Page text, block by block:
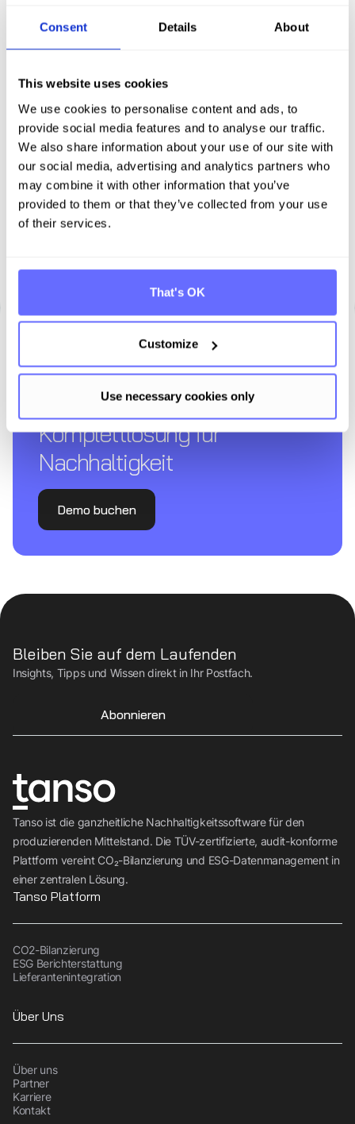
Consent Details About
This website uses cookies
We use cookies to personalise content and ads, to
provide social media features and to analyse our traffic.
We also share information about your use of our site with
our social media, advertising and analytics partners who
may combine it with other information that you’ve
provided to them or that they’ve collected from your use
of their services.
That's OK
Customize
Use necessary cookies only
CBAM
CO₂-Bilanz im Einkauf: Scope 3.1 und
CBAM verstehen
Mehr erfahren
Entdecken Sie Tanso – Ihre
Komplettl­ösung für
Nachhaltigkeit
Demo buchen
Tanso ist die ganzheitliche Nachhaltigkeitssoftware für den
produzierenden Mittelstand. Die TÜV-zertifizierte, audit-konforme
Plattform vereint CO₂-Bilanzierung und ESG-Datenmanagement in
einer zentralen Lösung.
Bleiben Sie auf dem Laufenden
Insights, Tipps und Wissen direkt in Ihr Postfach.
Abonnieren
Tanso Platform
CO2-Bilanzierung
ESG Berichterstattung
Lieferantenintegration
Über Uns
Über uns
Partner
Karriere
Kontakt